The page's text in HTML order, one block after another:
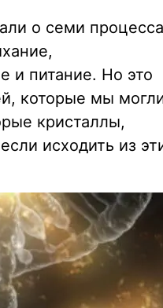
о семи
и питание. Но это
которые мы
кристаллы,
исходить из